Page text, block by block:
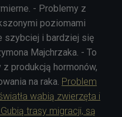
- Problemy z
poziomami
szybciej i bardziej się
Majchrzaka. - To
produkcją hormonów,
na raka. Problem
wabią zwierzęta i
trasy migracji, są